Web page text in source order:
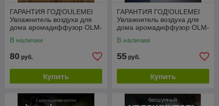
ГАРАНТИЯ ГОД!OULEMEI
Увлажнитель воздуха для
дома аромадиффузор OLM-
В наличии
80 руб.
Купить
ГАРАНТИЯ ГОД!OULEMEI
Увлажнитель воздуха для
дома аромадиффузор OLM-
В наличии
55 руб.
Купить